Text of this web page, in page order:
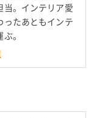
当。インテリア愛
ったあともインテ
。